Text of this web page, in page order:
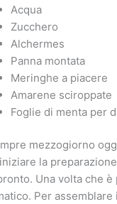
Acqua
Zucchero
Alchermes
Panna montata
Meringhe a piacere
Amarene sciroppate
Foglie di menta per
mezzogiorno
la
Una volta che
Per